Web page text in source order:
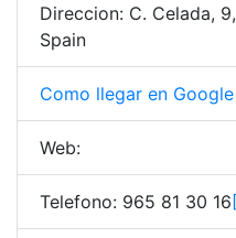
Direccion: C. Celada,
Spain
Como llegar en
Web:
Telefono: 965 81 30 16